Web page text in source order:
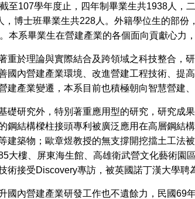
至107學年度止，四年制畢業生共1938人，
，博士班畢業生共228人。外籍學位生的部
本系畢業生在營建產業的各個面向貢獻心力
重於理論與實際結合及跨領域之科技整合，
國內營建產業環境、改進營建工程技術、提
建產業變遷，本系目前也積極朝向智慧營建
礎研究外，特別著重應用型的研究，研究成
鋼結構樑柱接頭專利被廣泛應用在高層鋼結
建築物；歐章煜教授的無支撐開挖擋土工法
大樓、屏東海生館、高雄衛武營文化藝術園
術接受Discovery專訪，被英國諾丁漢大學聘
國內營建產業研發工作也不遺餘力，民國69